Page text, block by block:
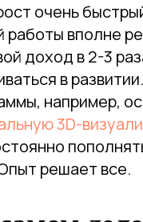
очень
работы вполне
доход в 2-3
в
например,
3D-
решает все.